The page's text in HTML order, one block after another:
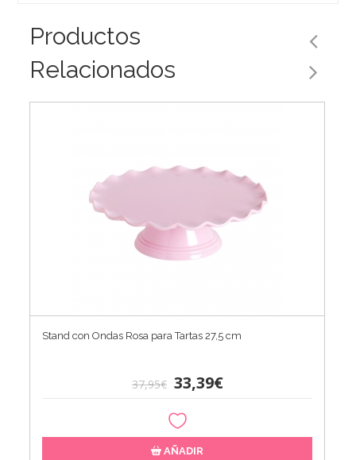
Productos
Relacionados
Stand con Ondas Rosa para Tartas 27,5 cm
37,95€ 33,39€
AÑADIR